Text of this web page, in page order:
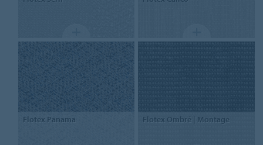
Flotex Panama Flotex Ombré | Montage